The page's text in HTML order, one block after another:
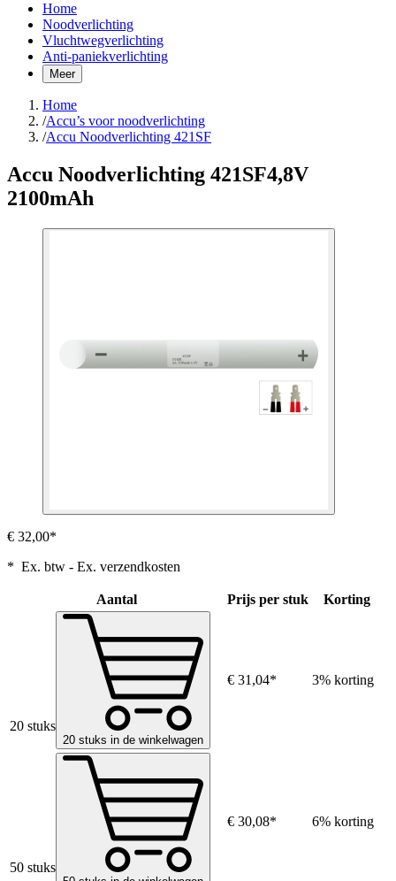
Home
Noodverlichting
Vluchtwegverlichting
Anti-paniekverlichting
Meer
Home
/Accu’s voor noodverlichting
/Accu Noodverlichting 421SF
Accu Noodverlichting 421SF4,8V
2100mAh
€ 32,00*
* Ex. btw - Ex. verzendkosten
Aantal Prijs per stuk Korting
20 stuks
20 stuks in de winkelwagen
€ 31,04* 3% korting
50 stuks
€ 30,08* 6% korting